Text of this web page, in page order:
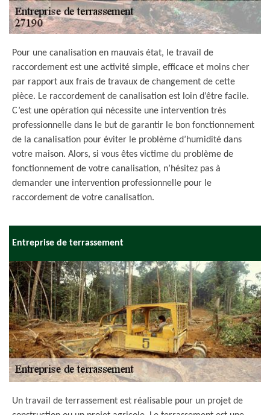
Pour une canalisation en mauvais état, le travail de
raccordement est une activité simple, efficace et moins cher
par rapport aux frais de travaux de changement de cette
pièce. Le raccordement de canalisation est loin d’être facile.
C’est une opération qui nécessite une intervention très
professionnelle dans le but de garantir le bon fonctionnement
de la canalisation pour éviter le problème d’humidité dans
votre maison. Alors, si vous êtes victime du problème de
fonctionnement de votre canalisation, n’hésitez pas à
demander une intervention professionnelle pour le
raccordement de votre canalisation.
Entreprise de terrassement
Un travail de terrassement est réalisable pour un projet de